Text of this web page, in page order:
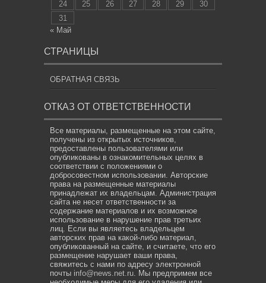
24
25 26 27 28 29
30
31
« Май
СТРАНИЦЫ
ОБРАТНАЯ СВЯЗЬ
ОТКАЗ ОТ ОТВЕТСТВЕННОСТИ
Все материалы, размещенные на этом сайте,
получены из открытых источников,
предоставлены пользователями или
опубликованы в ознакомительных целях в
соответствии с положениями о
добросовестном использовании. Авторские
права на размещенные материалы
принадлежат их владельцам. Администрация
сайта не несет ответственности за
содержание материалов и их возможное
использование в нарушение прав третьих
лиц. Если вы являетесь владельцем
авторских прав на какой-либо материал,
опубликованный на сайте, и считаете, что его
размещение нарушает ваши права,
свяжитесь с нами по адресу электронной
почты info@news.net.ru . Мы предпримем все